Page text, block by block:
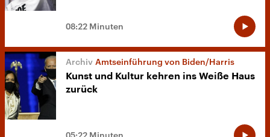
08:22 Minuten
Amtseinführung von Biden/Harris
Kunst und Kultur kehren ins Weiße Haus
zurück